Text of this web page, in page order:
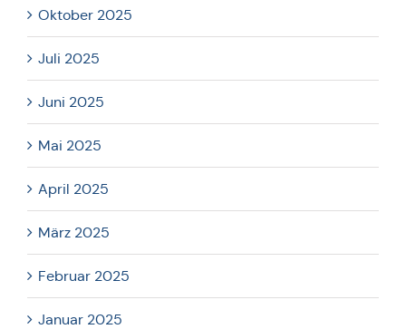
Oktober 2025
Juli 2025
Juni 2025
Mai 2025
April 2025
März 2025
Februar 2025
Januar 2025